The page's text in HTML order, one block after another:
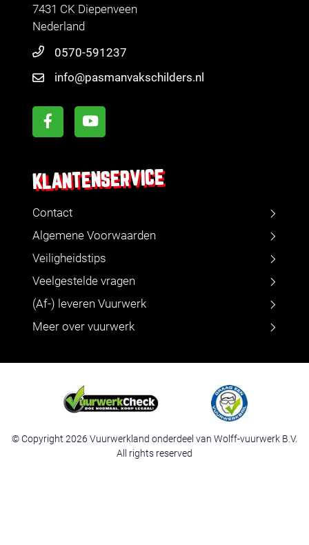
7431 CK Diepenveen
Nederland
0570-591237
info@pasmanvakschilders.nl
KLANTENSERVICE
Contact
Algemene Voorwaarden
Veiligheidstips
Veelgestelde vragen
(Af-) leveren Vuurwerk
Meer over vuurwerk
© Copyright 2026 Vuurwerkland onderdeel van Wolff-vuurwerk B.V.
All rights reserved